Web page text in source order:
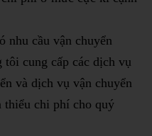
nhu cầu vận chuyển
cung cấp các dịch vụ
và dịch vụ vận chuyển
thiểu chi phí cho quý